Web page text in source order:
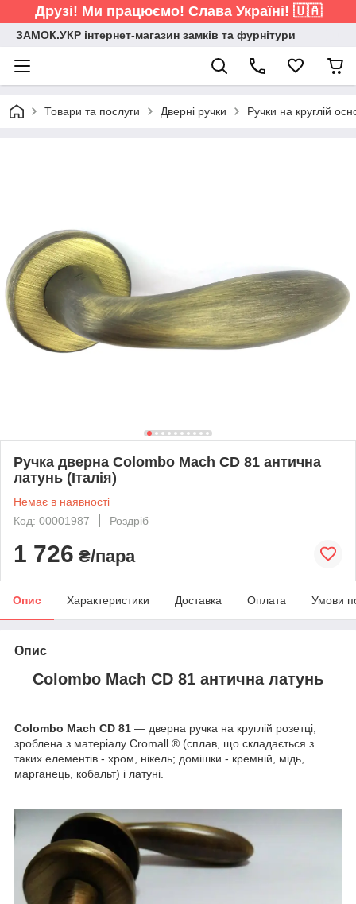
Друзі! Ми працюємо! Слава Україні! 🇺🇦
ЗАМОК.УКР інтернет-магазин замків та фурнітури
Товари та послуги Дверні ручки Ручки на круглій
Ручка дверна Colombo Mach CD 81 антична
латунь (Італія)
Немає в наявності
Код: 00001987
Роздріб
1 726 ₴/пара
Опис Характеристики Доставка Оплата Умови
Опис
Colombo Mach CD 81 антична латунь
Colombo Mach CD 81 — дверна ручка на круглій розетці,
зроблена з матеріалу Cromall ® (сплав, що складається з
таких елементів - хром, нікель; домішки - кремній, мідь,
марганець, кобальт) і латуні.